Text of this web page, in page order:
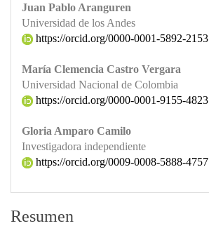
Juan Pablo Aranguren
Universidad de los Andes
https://orcid.org/0000-0001-5892-2153
María Clemencia Castro Vergara
Universidad Nacional de Colombia
https://orcid.org/0000-0001-9155-4823
Gloria Amparo Camilo
Investigadora independiente
https://orcid.org/0009-0008-5888-4757
Resumen